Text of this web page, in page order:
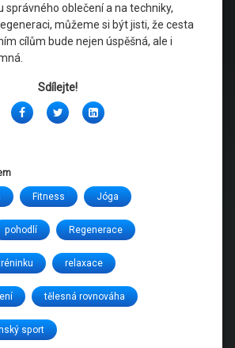
správného oblečení a na techniky,
můžeme si být jisti, že cesta
cílům bude nejen úspěšná, ale i
Sdílejte!
FacebookTwitterLinkedIn
Fitness Jóga
pohodlí Regenerace
relaxace
tělesná rovnováha
sport